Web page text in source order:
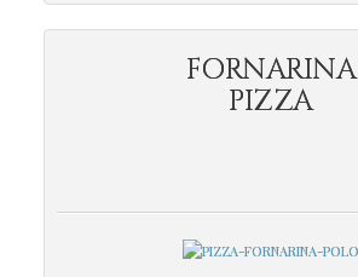
FORNARINA
PIZZA